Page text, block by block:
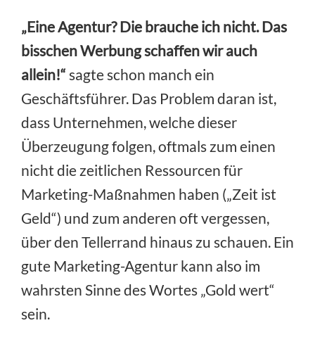
„Eine Agentur? Die brauche ich nicht. Das
bisschen Werbung schaffen wir auch
allein!“ sagte schon manch ein
Geschäftsführer. Das Problem daran ist,
dass Unternehmen, welche dieser
Überzeugung folgen, oftmals zum einen
nicht die zeitlichen Ressourcen für
Marketing-Maßnahmen haben („Zeit ist
Geld“) und zum anderen oft vergessen,
über den Tellerrand hinaus zu schauen. Ein
gute Marketing-Agentur kann also im
wahrsten Sinne des Wortes „Gold wert“
sein.